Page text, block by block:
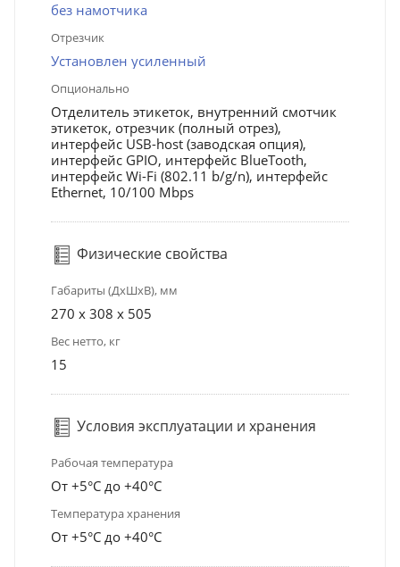
без намотчика
Отрезчик
Установлен усиленный
Опционально
Отделитель этикеток, внутренний смотчик
этикеток, отрезчик (полный отрез),
интерфейс USB-host (заводская опция),
интерфейс GPIO, интерфейс BlueTooth,
интерфейс Wi-Fi (802.11 b/g/n), интерфейс
Ethernet, 10/100 Mbps
Физические свойства
Габариты (ДхШхВ), мм
270 x 308 x 505
Вес нетто, кг
15
Условия эксплуатации и хранения
Рабочая температура
От +5°С до +40°С
Температура хранения
От +5°С до +40°С